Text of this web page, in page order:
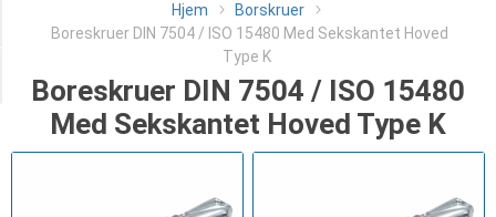
Hjem
Borskruer
Boreskruer DIN 7504 / ISO 15480 Med Sekskantet Hoved
Type K
Boreskruer DIN 7504 / ISO 15480
Med Sekskantet Hoved Type K